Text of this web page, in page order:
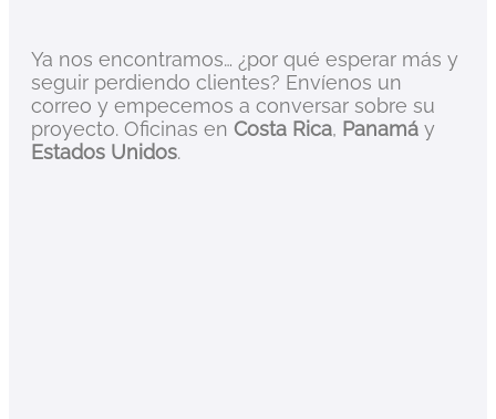
Ya nos encontramos… ¿por qué esperar más y
seguir perdiendo clientes? Envíenos un
correo y empecemos a conversar sobre su
proyecto. Oficinas en Costa Rica, Panamá y
Estados Unidos.